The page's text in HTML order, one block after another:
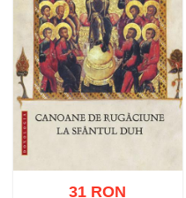
31 RON